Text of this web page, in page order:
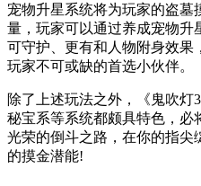
宠物升星系统将为玩家的盗墓
量，玩家可以通过养成宠物升
可守护、更有和人物附身效果
玩家不可或缺的首选小伙伴。
除了上述玩法之外，《鬼吹灯
秘宝系等系统都颇具特色，必
光荣的倒斗之路，在你的指尖
的摸金潜能!